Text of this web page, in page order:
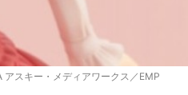
スキー・メディアワークス／EMP